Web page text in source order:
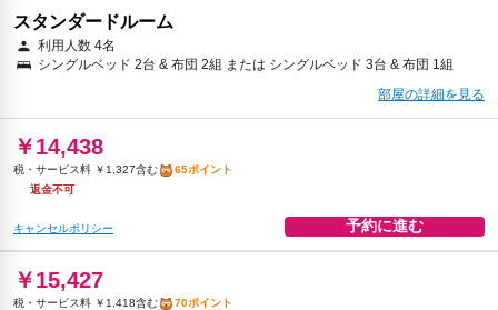
スタンダードルーム
利用人数 4名
シングルベッド 2台 & 布団 2組 または シングルベッド 3台 & 布団 1組
部屋の詳細を見る
￥14,438
税・サービス料 ￥1,327含む
65ポイント
返金不可
キャンセルポリシー 予約に進む
￥15,427
税・サービス料 ￥1,418含む
70ポイント